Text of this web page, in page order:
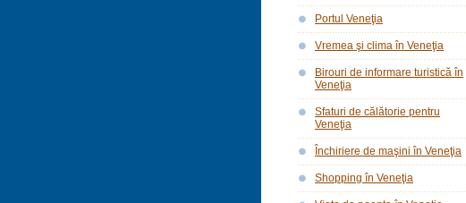
Portul Veneţia
Vremea şi clima în Veneţia
Birouri de informare turistică în
Veneţia
Sfaturi de călătorie pentru
Veneţia
Închiriere de maşini în Veneţia
Shopping în Veneţia